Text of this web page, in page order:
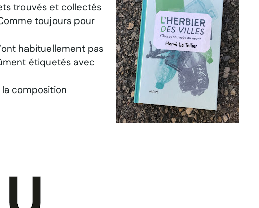
trouvés et collectés
toujours pour
habituellement pas
étiquetés avec
composition